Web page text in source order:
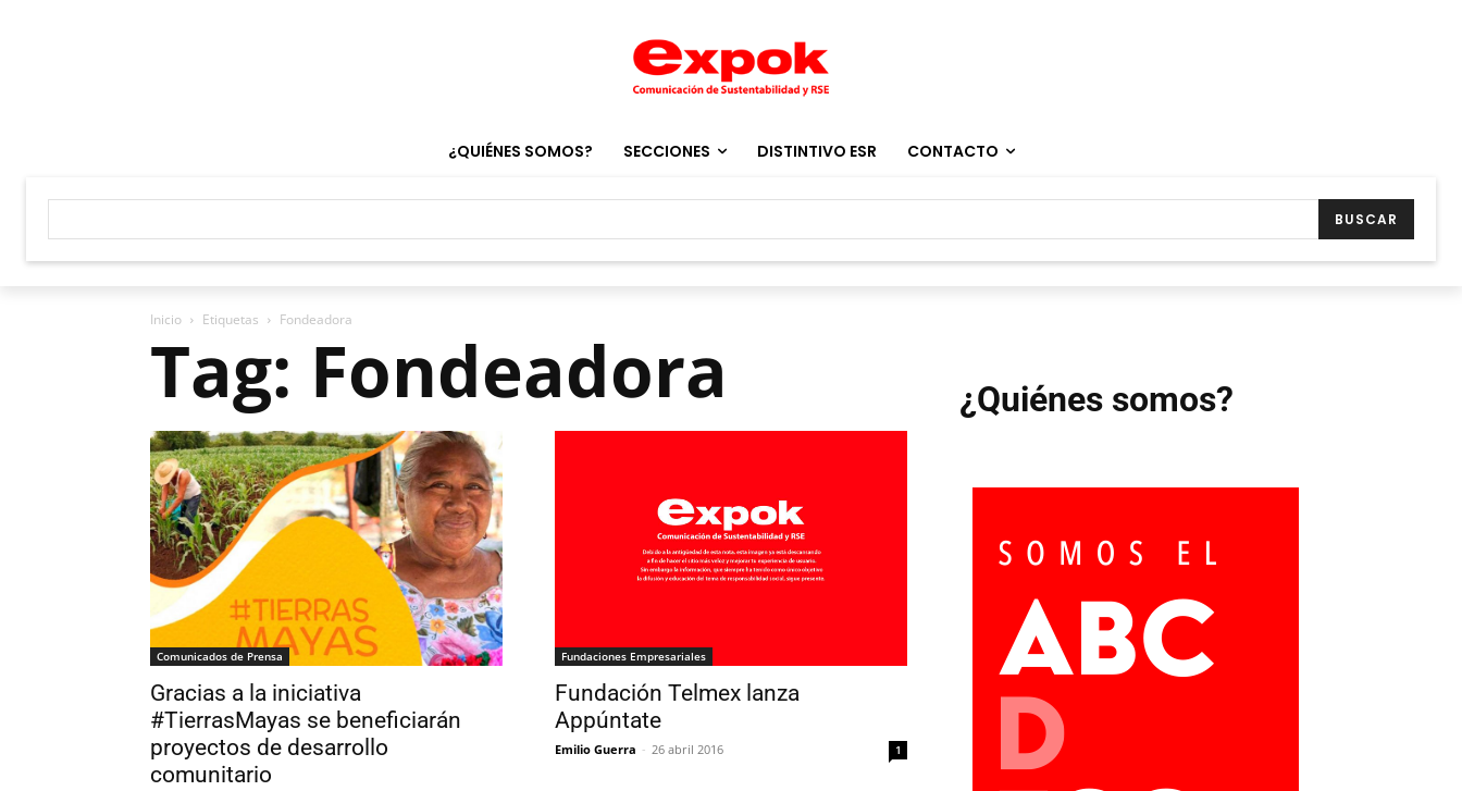
¿QUIÉNES SOMOS? SECCIONES DISTINTIVO ESR CONTACTO
BUSCAR
Inicio Etiquetas Fondeadora
Tag: Fondeadora
Comunicados de Prensa
Gracias a la iniciativa
#TierrasMayas se beneficiarán
proyectos de desarrollo
comunitario
Fundaciones Empresariales
Fundación Telmex lanza
Appúntate
Emilio Guerra - 26 abril 2016 1
¿Quiénes somos?